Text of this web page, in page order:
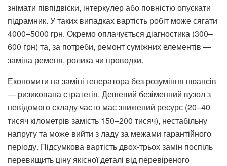
знімати півпідвіски, інтеркулер або повністю опускати
підрамник. У таких випадках вартість робіт може сягати
4000–5000 грн. Окремо оплачується діагностика (300–
600 грн) та, за потреби, ремонт суміжних елементів —
заміна ременя, ролика чи проводки.
Економити на заміні генератора без розуміння нюансів
— ризикована стратегія. Дешевий безіменний вузол з
невідомого складу часто має знижений ресурс (20–40
тисяч кілометрів замість 150–200 тисяч), нестабільну
напругу та може вийти з ладу за межами гарантійного
періоду. Підсумкова вартість двох-трьох замін поспіль
перевищить ціну якісної деталі від перевіреного